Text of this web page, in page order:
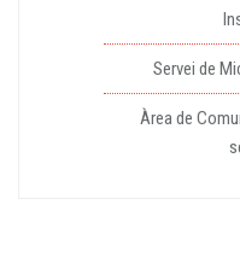
Servei de
Àrea de